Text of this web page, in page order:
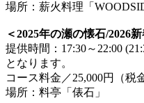
場所：薪火料理「
＜2025年の瀬の懐石/2026
提供時間：17:30～22:00
となります。
コース料金／25,000円（税
場所：料亭「俵石」